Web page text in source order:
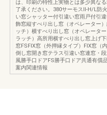
は、印刷の特性上実物とは多少異な
了承ください。380サーモスⅡ-H/L防
い窓シャッター付引違い窓雨戸付引
飾窓縦すべり出し窓（オペレーター
ッチ）横すべり出し窓（オペレータ
ラッチ）高所用横すべり出し窓上げ
窓FSFIX窓（外押縁タイプ）FIX窓（
倒し窓開き窓テラス引違い窓連窓・
風勝手口ドアFS勝手口ドア共通有償
案内関連情報